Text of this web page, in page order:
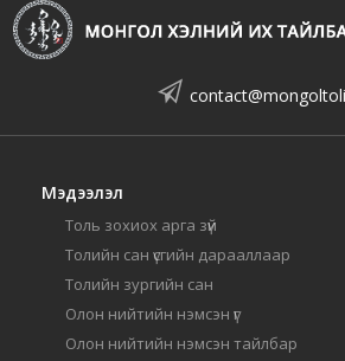
Мэдээлэл
Толь зохиох арга зүй
Толийн сан үсгийн дарааллаар
Толийн зургийн сан
Олон нийтийн нэмсэн үг
Олон нийтийн нэмсэн тайлбар